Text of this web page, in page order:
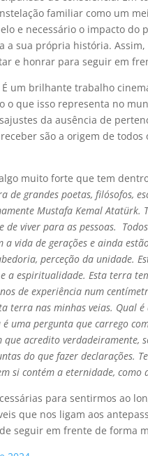
familiar como um
e necessário o impacto do
sua própria história.
e honrar para seguir em
um brilhante trabalho
que isso representa no
da ausência de
são a origem de todos
muito forte que tem
de grandes poetas, filósofos,
Mustafa Kemal Atatürk.
viver para as pessoas.
vida de gerações e ainda
perceção da unidade.
a espiritualidade. Esta terra
de experiência num
terra nas minhas veias. Qual
uma pergunta que carrego
acredito verdadeiramente,
do que fazer declarações.
si contém a eternidade, como
para sentirmos ao
que nos ligam aos
seguir em frente de forma